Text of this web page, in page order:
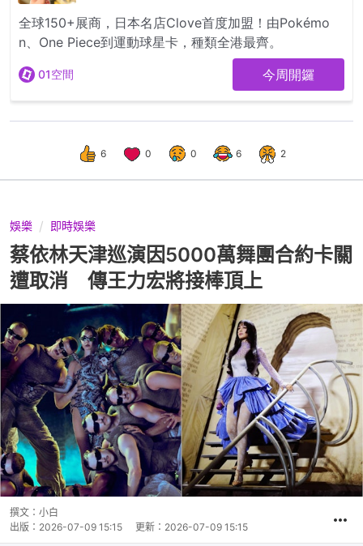
6 0 0 6 2
娛樂 即時娛樂
蔡依林天津巡演因5000萬舞團合約卡關
遭取消 傳王力宏將接棒頂上
撰文： 小白
出版： 2026-07-09 15:15 更新： 2026-07-09 15:15